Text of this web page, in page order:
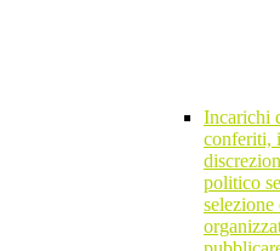
Incarichi
conferiti,
politico